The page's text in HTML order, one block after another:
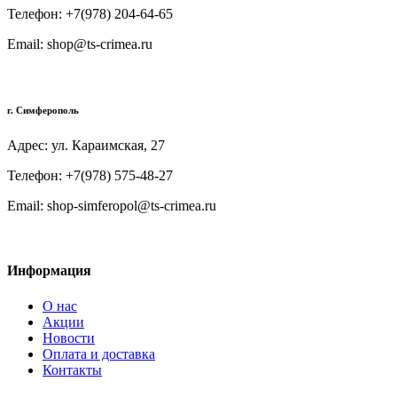
Телефон: +7(978) 204-64-65
Email: shop@ts-crimea.ru
г. Симферополь
Адрес: ул. Караимская, 27
Телефон: +7(978) 575-48-27
Email: shop-simferopol@ts-crimea.ru
Информация
О нас
Акции
Новости
Оплата и доставка
Контакты